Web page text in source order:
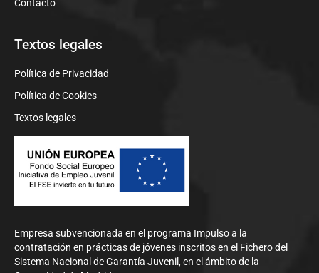
Contacto
Textos legales
Política de Privacidad
Política de Cookies
Textos legales
Empresa subvencionada en el programa Impulso a la
contratación en prácticas de jóvenes inscritos en el Fichero del
Sistema Nacional de Garantía Juvenil, en el ámbito de la